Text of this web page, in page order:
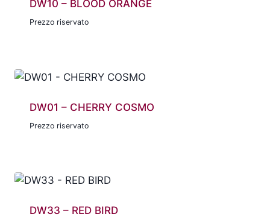
DW10 – BLOOD ORANGE
Prezzo riservato
DW01 – CHERRY COSMO
Prezzo riservato
DW33 – RED BIRD